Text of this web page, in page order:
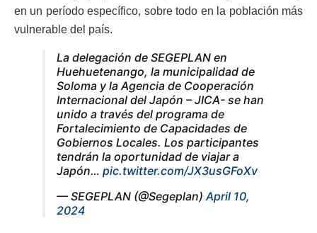
en un período específico, sobre todo en la población más
vulnerable del país.
La delegación de SEGEPLAN en
Huehuetenango, la municipalidad de
Soloma y la Agencia de Cooperación
Internacional del Japón – JICA- se han
unido a través del programa de
Fortalecimiento de Capacidades de
Gobiernos Locales. Los participantes
tendrán la oportunidad de viajar a
Japón… pic.twitter.com/JX3usGFoXv
— SEGEPLAN (@Segeplan)April 10,
2024